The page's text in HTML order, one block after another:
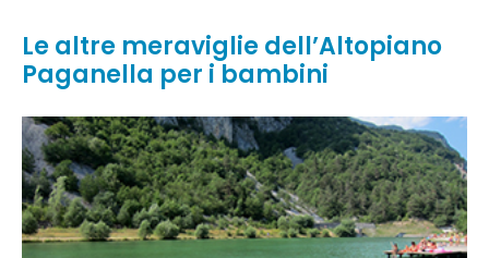
Le altre meraviglie dell’Altopiano
Paganella per i bambini